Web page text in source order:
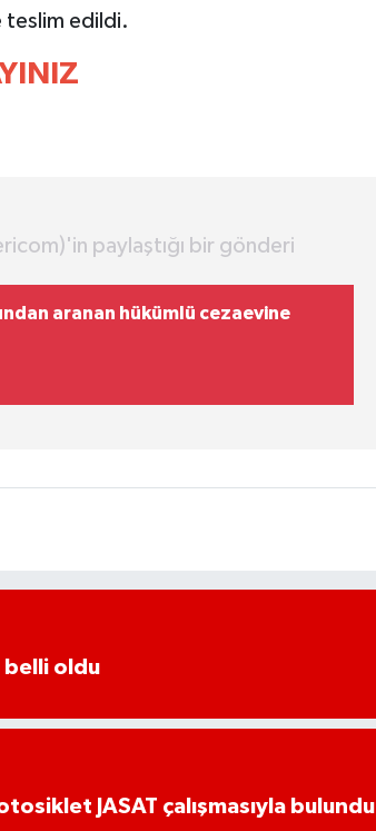
teslim edildi.
paylaştığı bir gönderi
aranan hükümlü cezaevine
belli oldu
JASAT çalışmasıyla bulundu